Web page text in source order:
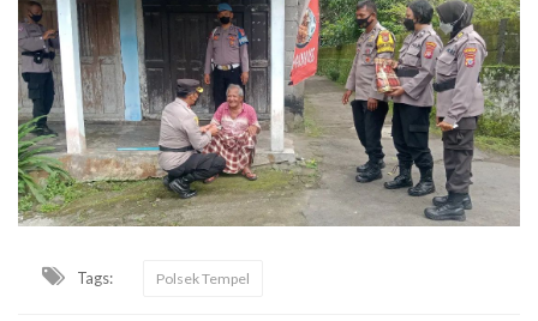
Tags: Polsek Tempel